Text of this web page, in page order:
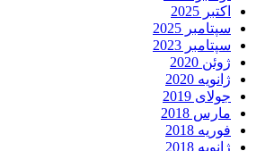
اکتبر 2025
سپتامبر 2025
سپتامبر 2023
ژوئن 2020
ژانویه 2020
جولای 2019
مارس 2018
فوریه 2018
ژانویه 2018